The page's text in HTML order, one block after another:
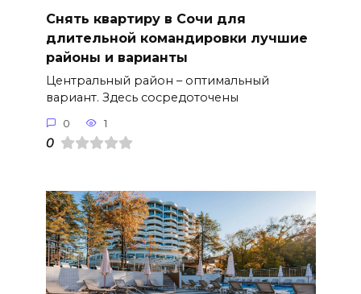
Снять квартиру в Сочи для
длительной командировки лучшие
районы и варианты
Центральный район – оптимальный
вариант. Здесь сосредоточены
0 1
0